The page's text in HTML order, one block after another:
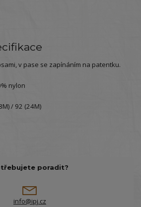
v pase se zapínáním na patentku.
nylon
/ 92 (24M)
poradit?
info@ipj.cz